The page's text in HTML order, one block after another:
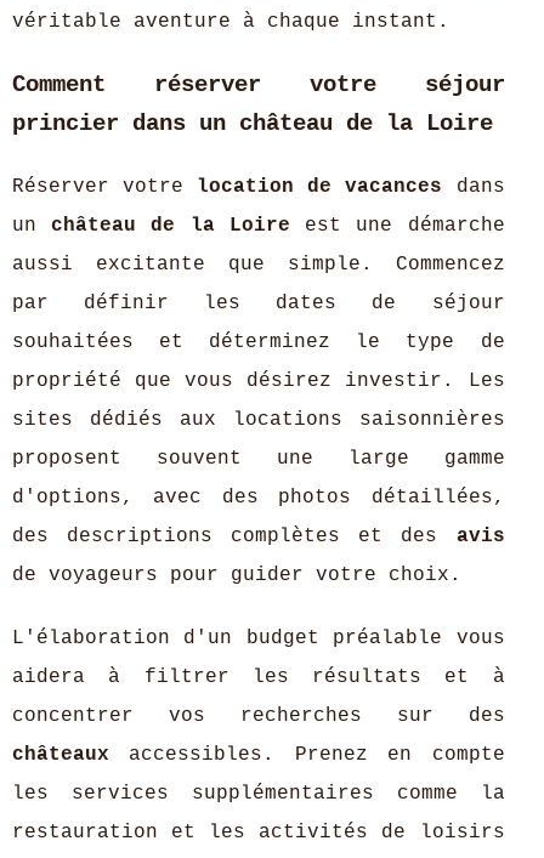
véritable aventure à chaque instant.
Comment réserver votre séjour
princier dans un château de la Loire
Réserver votre location de vacances dans
unchâteau de la Loire est une démarche
aussi excitante que simple. Commencez
par définir les dates de séjour
souhaitées et déterminez le type de
propriété que vous désirez investir. Les
sites dédiés aux locations saisonnières
proposent souvent une large gamme
d'options, avec des photos détaillées,
des descriptions complètes et des avis
de voyageurs pour guider votre choix.
L'élaboration d'un budget préalable vous
aidera à filtrer les résultats et à
concentrer vos recherches sur des
châteaux accessibles. Prenez en compte
les services supplémentaires comme la
restauration et les activités de loisirs